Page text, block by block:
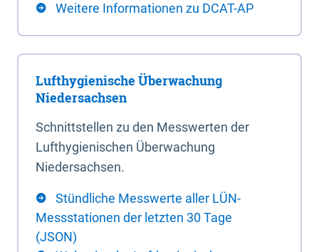
Weitere Informationen zu DCAT-AP
Lufthygienische Überwachung
Niedersachsen
Schnittstellen zu den Messwerten der
Lufthygienischen Überwachung
Niedersachsen.
Stündliche Messwerte aller LÜN-
Messstationen der letzten 30 Tage
(JSON)